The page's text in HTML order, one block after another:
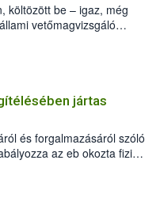
költözött be – igaz, még
vetőmagvizsgáló
Czigler Győző által
jártas
és forgalmazásáról szóló
az eb okozta fizikai
felmerülő
eb tartását és annak